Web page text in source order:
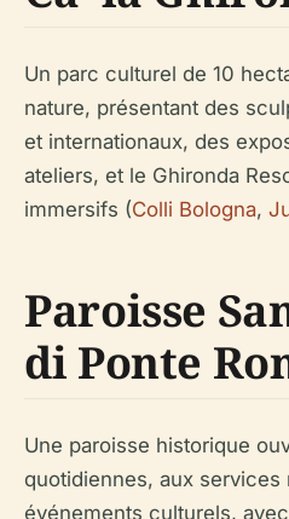
Un parc culturel de 10
nature, présentant des
et internationaux, des
ateliers, et le Ghironda
immersifs (Colli Bologna,
Paroisse
di Ponte
Une paroisse historique
quotidiennes, aux services
événements culturels,